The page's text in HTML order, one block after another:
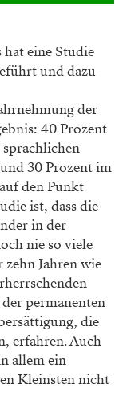
eine Studie
und dazu
der
40 Prozent
30 Prozent im
den Punkt
ist, dass die
in der
nie so viele
Jahren wie
permanenten
die
erfahren. Auch
allem ein
Kleinsten nicht